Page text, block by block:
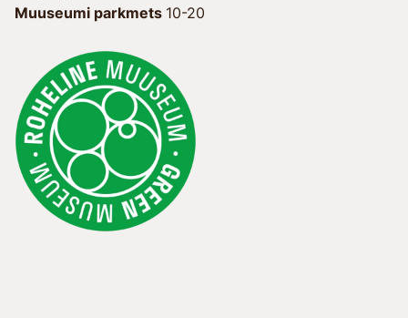
Muuseumi parkmets 10-20